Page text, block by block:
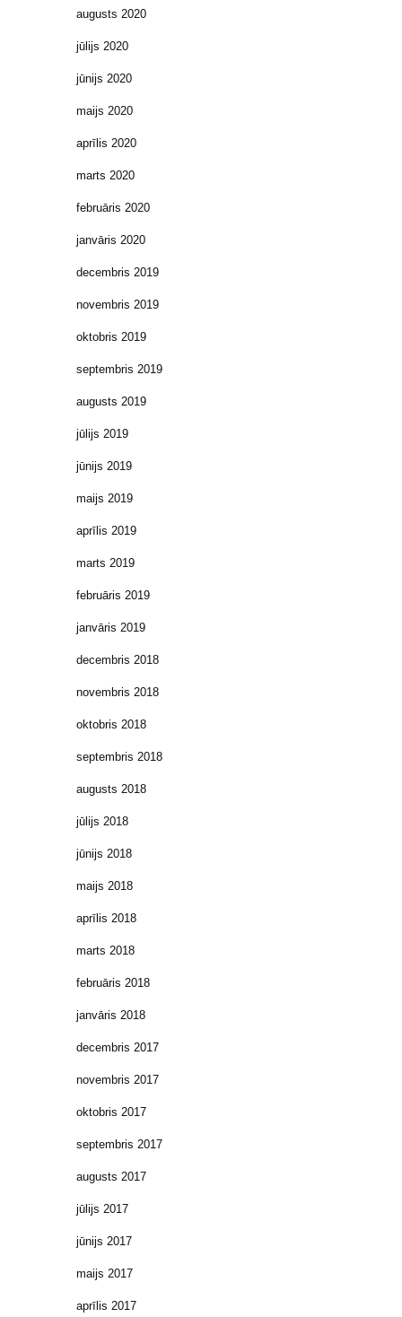
augusts 2020
jūlijs 2020
jūnijs 2020
maijs 2020
aprīlis 2020
marts 2020
februāris 2020
janvāris 2020
decembris 2019
novembris 2019
oktobris 2019
septembris 2019
augusts 2019
jūlijs 2019
jūnijs 2019
maijs 2019
aprīlis 2019
marts 2019
februāris 2019
janvāris 2019
decembris 2018
novembris 2018
oktobris 2018
septembris 2018
augusts 2018
jūlijs 2018
jūnijs 2018
maijs 2018
aprīlis 2018
marts 2018
februāris 2018
janvāris 2018
decembris 2017
novembris 2017
oktobris 2017
septembris 2017
augusts 2017
jūlijs 2017
jūnijs 2017
maijs 2017
aprīlis 2017